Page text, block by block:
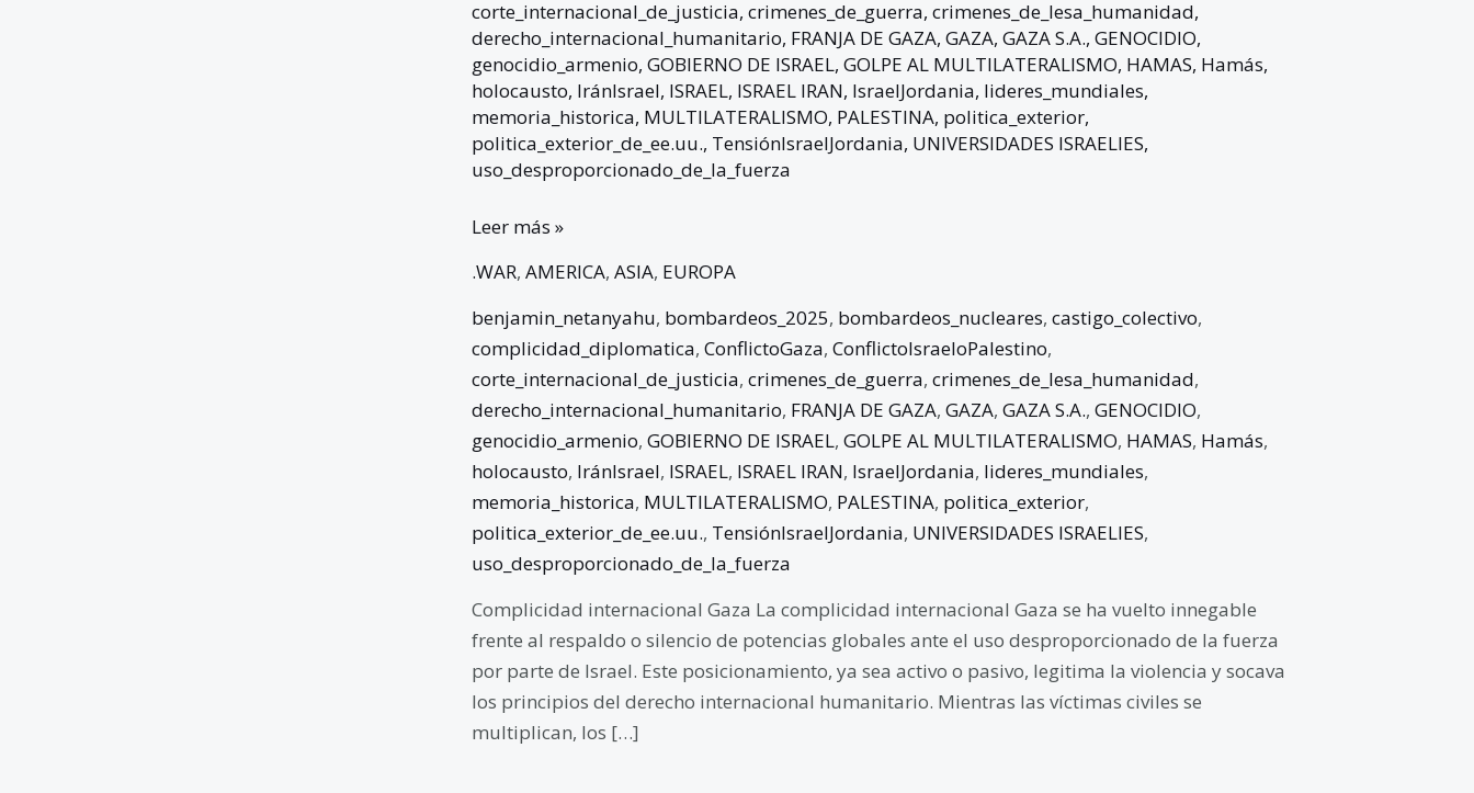
corte_internacional_de_justicia, crimenes_de_guerra, crimenes_de_lesa_humanidad,
derecho_internacional_humanitario, FRANJA DE GAZA, GAZA, GAZA S.A., GENOCIDIO,
genocidio_armenio, GOBIERNO DE ISRAEL, GOLPE AL MULTILATERALISMO, HAMAS, Hamás,
holocausto, IránIsrael, ISRAEL, ISRAEL IRAN, IsraelJordania, lideres_mundiales,
memoria_historica, MULTILATERALISMO, PALESTINA, politica_exterior,
politica_exterior_de_ee.uu., TensiónIsraelJordania, UNIVERSIDADES ISRAELIES,
uso_desproporcionado_de_la_fuerza
Leer más »
.WAR, AMERICA, ASIA, EUROPA
benjamin_netanyahu, bombardeos_2025, bombardeos_nucleares, castigo_colectivo,
complicidad_diplomatica, ConflictoGaza, ConflictoIsraeloPalestino,
corte_internacional_de_justicia, crimenes_de_guerra, crimenes_de_lesa_humanidad,
derecho_internacional_humanitario, FRANJA DE GAZA, GAZA, GAZA S.A., GENOCIDIO,
genocidio_armenio, GOBIERNO DE ISRAEL, GOLPE AL MULTILATERALISMO, HAMAS, Hamás,
holocausto, IránIsrael, ISRAEL, ISRAEL IRAN, IsraelJordania, lideres_mundiales,
memoria_historica, MULTILATERALISMO, PALESTINA, politica_exterior,
politica_exterior_de_ee.uu., TensiónIsraelJordania, UNIVERSIDADES ISRAELIES,
uso_desproporcionado_de_la_fuerza
Complicidad internacional Gaza La complicidad internacional Gaza se ha vuelto innegable
frente al respaldo o silencio de potencias globales ante el uso desproporcionado de la fuerza
por parte de Israel. Este posicionamiento, ya sea activo o pasivo, legitima la violencia y socava
los principios del derecho internacional humanitario. Mientras las víctimas civiles se
multiplican, los […]